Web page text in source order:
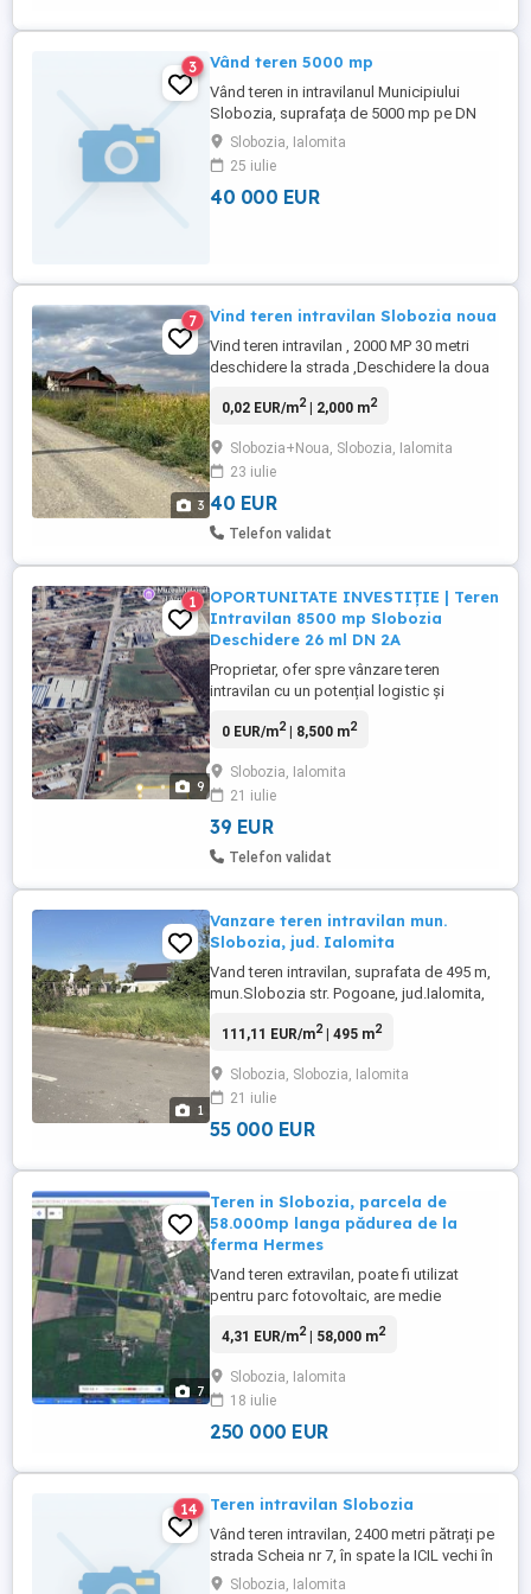
3 Vând teren 5000 mp
Vând teren in intravilanul Municipiului
Slobozia, suprafața de 5000 mp pe DN
Slobozia Amara in tarla 310 3 parcela 38
langa oerie, mai multe informații la telefon.
Slobozia, Ialomita
25 iulie
40 000 EUR
3
7 Vind teren intravilan Slobozia noua
Vind teren intravilan , 2000 MP 30 metri
deschidere la strada ,Deschidere la doua
fiu contactat telefonic dupa ora 20. Pret
0,02 EUR/m2| 2,000 m2
Slobozia+Noua, Slobozia, Ialomita
23 iulie
40 EUR
Telefon validat
9
1
OPORTUNITATE INVESTIȚIE | Teren
Intravilan 8500 mp Slobozia
Deschidere 26 ml DN 2A
Proprietar, ofer spre vânzare teren
intravilan cu un potențial logistic și
8.500 mp, localizat strategic la intrarea în
direct pe DN 2A (Șoseaua București -
Constanța). Terenul este inclus în ZONA
DE COMERȚ ȘI SERVICII ...
0 EUR/m2| 8,500 m2
Slobozia, Ialomita
21 iulie
39 EUR
Telefon validat
1
Vanzare teren intravilan mun.
Slobozia, jud. Ialomita
Vand teren intravilan, suprafata de 495 m,
mun.Slobozia str. Pogoane, jud.Ialomita,
17.00-21.00
111,11 EUR/m2| 495 m2
Slobozia, Slobozia, Ialomita
21 iulie
55 000 EUR
7
Teren in Slobozia, parcela de
58.000mp langa pădurea de la
ferma Hermes
Vand teren extravilan, poate fi utilizat
pentru parc fotovoltaic, are medie
sau diverse constructii, case, hale
de peste 58.000 de metri patrati, in
Slobozia, langa ferma Hermes, la granita
cu comuna Paltinisu. Terenul ...
4,31 EUR/m2| 58,000 m2
Slobozia, Ialomita
18 iulie
250 000 EUR
14 Teren intravilan Slobozia
Vând teren intravilan, 2400 metri pătrați pe
strada Scheia nr 7, în spate la ICIL vechi în
oras Slobozia, județ Ialomița. Preț
Slobozia, Ialomita